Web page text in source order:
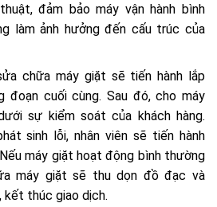
đảm bảo máy vận hành bình
làm ảnh hưởng đến cấu trúc của
chữa máy giặt sẽ tiến hành lắp
đoạn cuối cùng. Sau đó, cho máy
sự kiểm soát của khách hàng.
sinh lỗi, nhân viên sẽ tiến hành
máy giặt hoạt động bình thường
máy giặt sẽ thu dọn đồ đạc và
kết thúc giao dịch.